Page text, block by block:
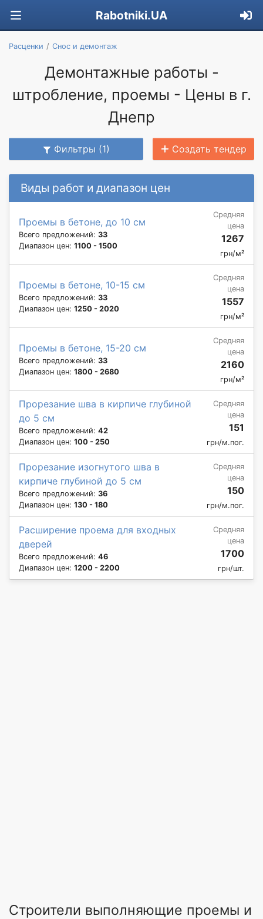
Rabotniki.UA
Расценки Снос и демонтаж
Демонтажные работы -
штробление, проемы - Цены в г.
Днепр
Фильтры (1) Создать тендер
Виды работ и диапазон цен
Проемы в бетоне, до 10 см
Всего предложений: 33
Диапазон цен: 1100 - 1500
Средняя
цена
1267
грн/м²
Проемы в бетоне, 10-15 см
Всего предложений: 33
Диапазон цен: 1250 - 2020
Средняя
цена
1557
грн/м²
Проемы в бетоне, 15-20 см
Всего предложений: 33
Диапазон цен: 1800 - 2680
Средняя
цена
2160
грн/м²
Прорезание шва в кирпиче глубиной
до 5 см
Всего предложений: 42
Диапазон цен: 100 - 250
Средняя
цена
151
грн/м.пог.
Прорезание изогнутого шва в
кирпиче глубиной до 5 см
Всего предложений: 36
Диапазон цен: 130 - 180
Средняя
цена
150
грн/м.пог.
Расширение проема для входных
дверей
Всего предложений: 46
Диапазон цен: 1200 - 2200
Средняя
цена
1700
грн/шт.
Строители выполняющие проемы и